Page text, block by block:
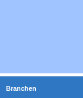
Branchen